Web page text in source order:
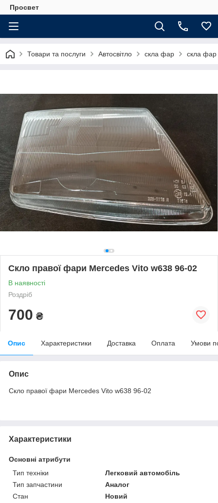
Просвет
Товари та послуги Автосвітло скла фар скла фар
Скло правої фари Mercedes Vito w638 96-02
В наявності
Роздріб
700 ₴
Опис Характеристики Доставка Оплата Умови
Опис
Скло правої фари Mercedes Vito w638 96-02
Характеристики
Основні атрибути
Тип техніки
Легковий автомобіль
Тип запчастини
Аналог
Стан
Новий